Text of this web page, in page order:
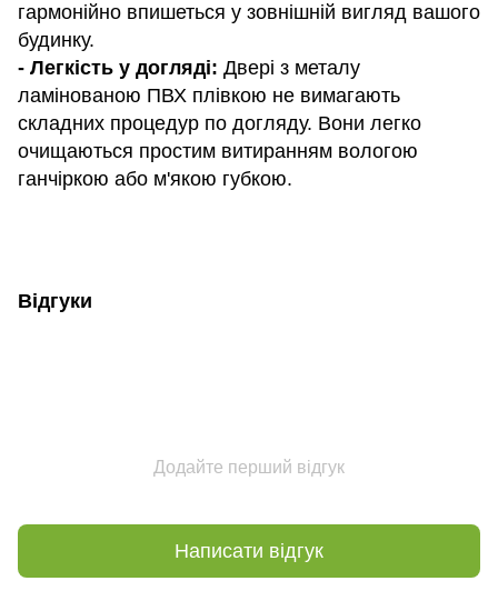
гармонійно впишеться у зовнішній вигляд вашого
будинку.
- Легкість у догляді: Двері з металу
ламінованою ПВХ плівкою не вимагають
складних процедур по догляду. Вони легко
очищаються простим витиранням вологою
ганчіркою або м'якою губкою.
Відгуки
Додайте перший відгук
Написати відгук